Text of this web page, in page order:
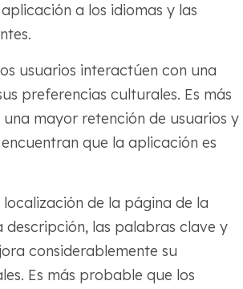
a los idiomas y las
usuarios interactúen con una
preferencias culturales. Es más
mayor retención de usuarios y
que la aplicación es
de la página de la
las palabras clave y
considerablemente su
Es más probable que los